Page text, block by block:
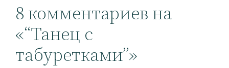
8 комментариев на
«“Танец с
табуретками”»